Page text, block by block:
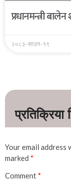
प्रधानमन्त्री
२०८३-साउन-१९
Your email address
marked *
Comment *